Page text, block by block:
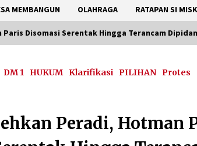
MEMBANGUN OLAHRAGA RATAPAN SI
Disomasi Serentak Hingga Terancam
DM 1 HUKUM Klarifikasi PILIHAN Protes
Peradi, Hotman